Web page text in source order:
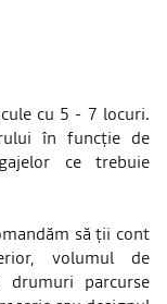
cu 5 - 7 locuri.
în funcție de
ce trebuie
să ții cont
volumul de
parcurse